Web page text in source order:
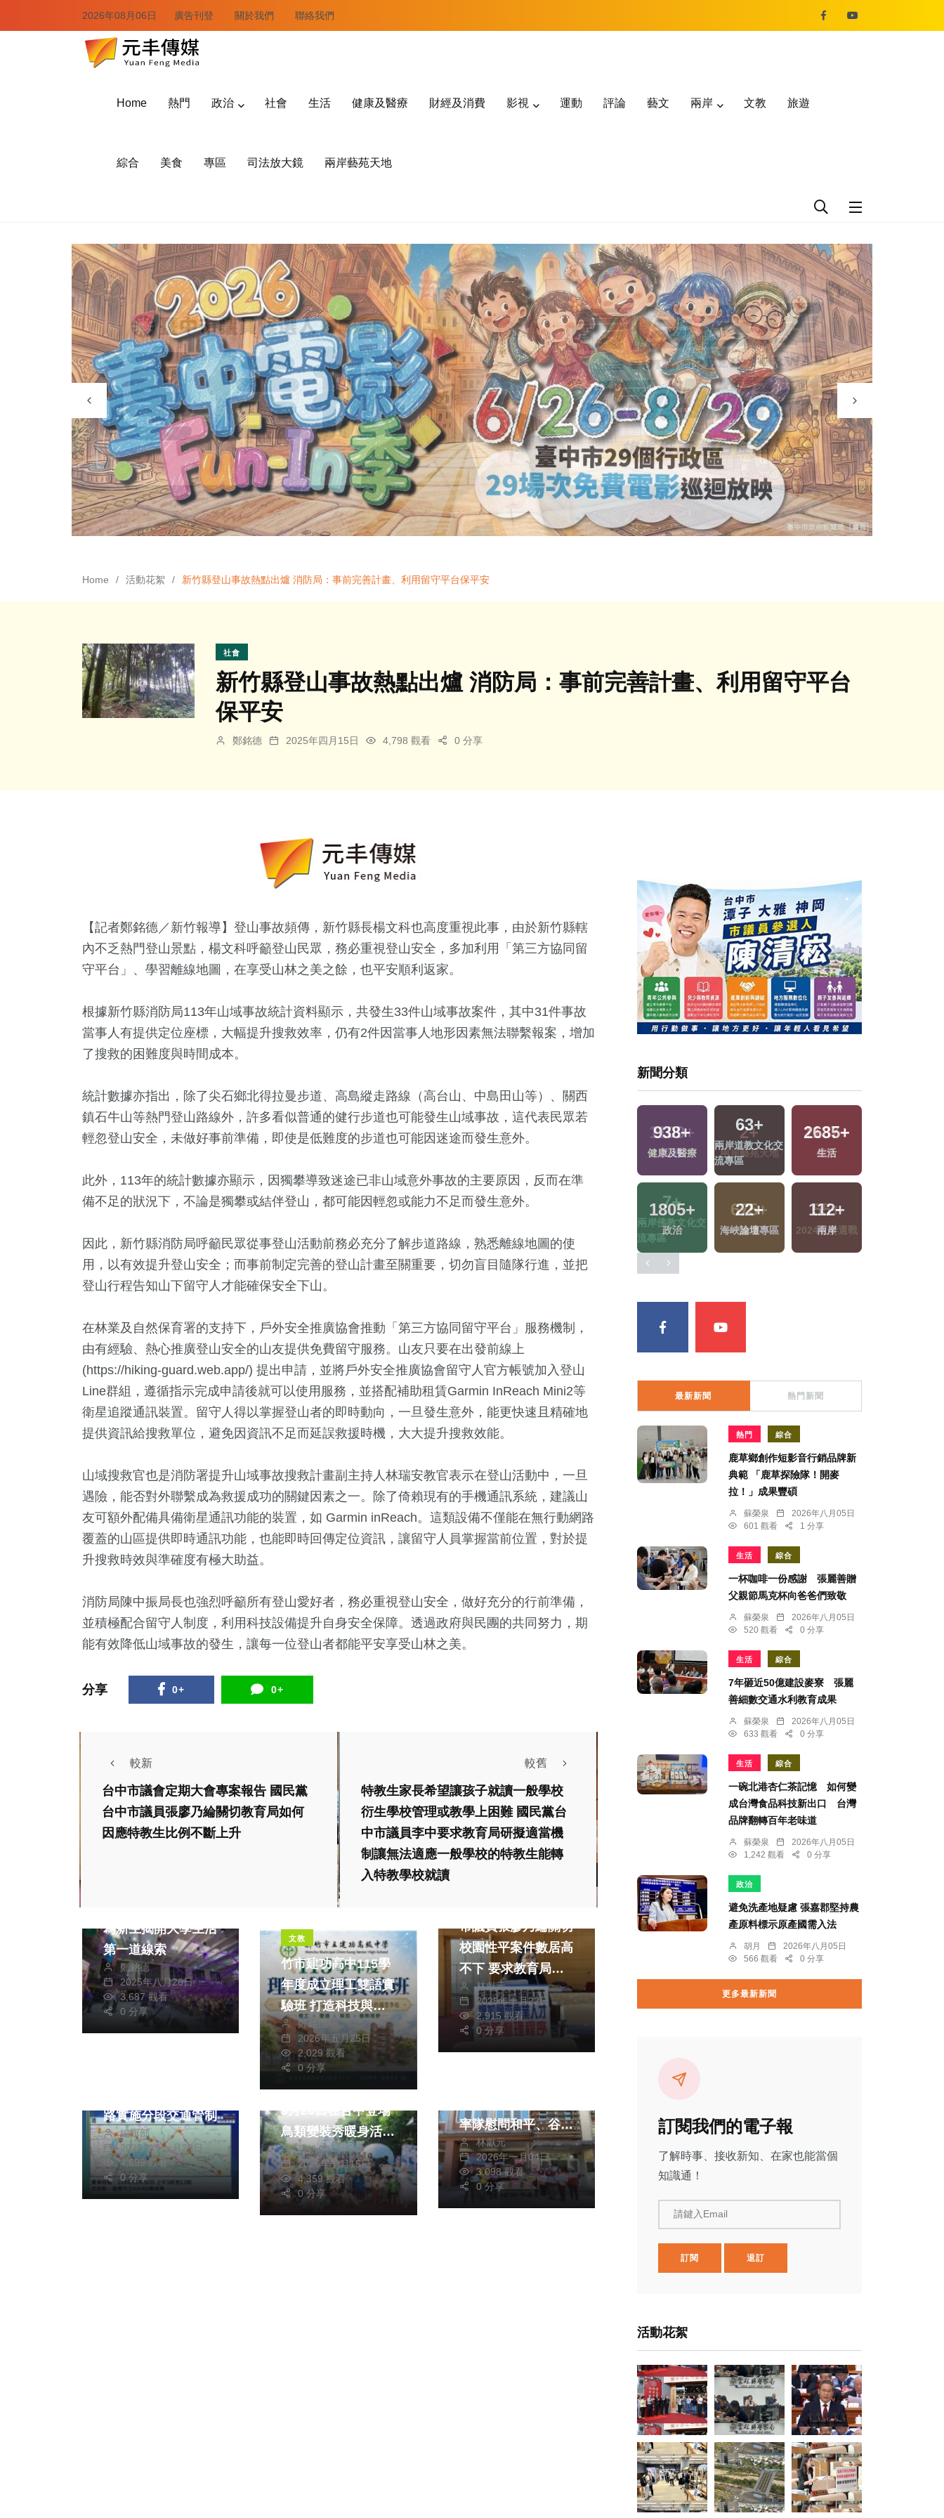
2026年08月06日 廣告刊登 關於我們 聯絡我們
Home 熱門 政治 社會 生活 健康及醫療 財經及消費 影視 運動 評論 藝文 兩岸 文教 旅遊
綜合 美食 專區 司法放大鏡 兩岸藝苑天地
Home 活動花絮 新竹縣登山事故熱點出爐 消防局：事前完善計畫、利用留守平台保平安
社會
新竹縣登山事故熱點出爐 消防局：事前完善計畫、利用留守平台
保平安
鄭銘德 2025年四月15日 4,798 觀看 0 分享
【記者鄭銘德／新竹報導】登山事故頻傳，新竹縣長楊文科也高度重視此事，由於新竹縣轄
內不乏熱門登山景點，楊文科呼籲登山民眾，務必重視登山安全，多加利用「第三方協同留
守平台」、學習離線地圖，在享受山林之美之餘，也平安順利返家。
根據新竹縣消防局113年山域事故統計資料顯示，共發生33件山域事故案件，其中31件事故
當事人有提供定位座標，大幅提升搜救效率，仍有2件因當事人地形因素無法聯繫報案，增加
了搜救的困難度與時間成本。
統計數據亦指出，除了尖石鄉北得拉曼步道、高島縱走路線（高台山、中島田山等）、關西
鎮石牛山等熱門登山路線外，許多看似普通的健行步道也可能發生山域事故，這代表民眾若
輕忽登山安全，未做好事前準備，即使是低難度的步道也可能因迷途而發生意外。
此外，113年的統計數據亦顯示，因獨攀導致迷途已非山域意外事故的主要原因，反而在準
備不足的狀況下，不論是獨攀或結伴登山，都可能因輕忽或能力不足而發生意外。
因此，新竹縣消防局呼籲民眾從事登山活動前務必充分了解步道路線，熟悉離線地圖的使
用，以有效提升登山安全；而事前制定完善的登山計畫至關重要，切勿盲目隨隊行進，並把
登山行程告知山下留守人才能確保安全下山。
在林業及自然保育署的支持下，戶外安全推廣協會推動「第三方協同留守平台」服務機制，
由有經驗、熱心推廣登山安全的山友提供免費留守服務。山友只要在出發前線上
(https://hiking-guard.web.app/) 提出申請，並將戶外安全推廣協會留守人官方帳號加入登山
Line群組，遵循指示完成申請後就可以使用服務，並搭配補助租賃Garmin InReach Mini2等
衛星追蹤通訊裝置。留守人得以掌握登山者的即時動向，一旦發生意外，能更快速且精確地
提供資訊給搜救單位，避免因資訊不足而延誤救援時機，大大提升搜救效能。
山域搜救官也是消防署提升山域事故搜救計畫副主持人林瑞安教官表示在登山活動中，一旦
遇險，能否對外聯繫成為救援成功的關鍵因素之一。除了倚賴現有的手機通訊系統，建議山
友可額外配備具備衛星通訊功能的裝置，如 Garmin inReach。這類設備不僅能在無行動網路
覆蓋的山區提供即時通訊功能，也能即時回傳定位資訊，讓留守人員掌握當前位置，對於提
升搜救時效與準確度有極大助益。
消防局陳中振局長也強烈呼籲所有登山愛好者，務必重視登山安全，做好充分的行前準備，
並積極配合留守人制度，利用科技設備提升自身安全保障。透過政府與民團的共同努力，期
能有效降低山域事故的發生，讓每一位登山者都能平安享受山林之美。
分享 0+ 0+
較新
台中市議會定期大會專案報告 國民黨
台中市議員張廖乃綸關切教育局如何
因應特教生比例不斷上升
較舊
特教生家長希望讓孩子就讀一般學校
衍生學校管理或教學上困難 國民黨台
中市議員李中要求教育局研擬適當機
制讓無法適應一般學校的特教生能轉
入特教學校就讀
為新生揭開大學生活
第一道線索
鄭銘德
2025年八月26日
3,687 觀看
0 分享
文教
竹市建功高中115學
年度成立理工雙語實
驗班 打造科技與國
際接軌人才培育新模
式
鄭銘德
2026年五月25日
2,029 觀看
0 分享
市議員張廖乃綸關切
校園性平案件數居高
不下 要求教育局增
加調查專業人力，完
善處理程序並提升處
理效率
林獻元
2025年十月22日
2,915 觀看
0 分享
路實施分段交通管制
編輯部
2025年十一月28日
4,699 觀看
0 分享
政治
首屆世界賞鳥博覽會
9月20日在台中登場
鳥類變裝秀暖身活動
開跑張皓傑
2025年七月15日
4,359 觀看
0 分享
率隊慰問和平、谷
關、梨山消防弟兄
林獻元
2026年一月04日
3,098 觀看
0 分享
新聞分類
+ 2256 +
+ 418 +
570+ 275+ 16+
19+ 819 + 28+
1109+ 2
7+
流專區
675
938+
健康及醫療
63+
兩岸道教文化交
流專區
2685+
生活
1805+
政治
22+
海峽論壇專區
112+
兩岸
最新新聞 熱門新聞
熱門 綜合
鹿草鄉創作短影音行銷品牌新
典範 「鹿草探險隊！開麥
拉！」成果豐碩
蘇榮泉
2026年八月05日
601 觀看
1 分享
生活 綜合
一杯咖啡一份感謝 張麗善贈
父親節馬克杯向爸爸們致敬
蘇榮泉
2026年八月05日
520 觀看
0 分享
生活 綜合
7年砸近50億建設麥寮 張麗
善細數交通水利教育成果
蘇榮泉
2026年八月05日
633 觀看
0 分享
生活 綜合
一碗北港杏仁茶記憶 如何變
成台灣食品科技新出口 台灣
品牌翻轉百年老味道
蘇榮泉
2026年八月05日
1,242 觀看
0 分享
政治
避免洗產地疑慮 張嘉郡堅持農
產原料標示原產國需入法
胡月
2026年八月05日
566 觀看
0 分享
更多最新新聞
訂閱我們的電子報
了解時事、接收新知、在家也能當個
知識通！
請鍵入Email
訂閱 退訂
活動花絮